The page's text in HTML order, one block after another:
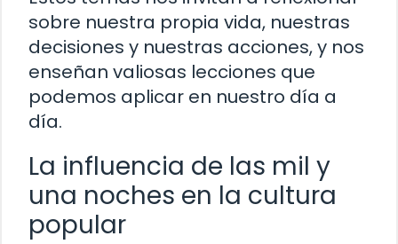
sobre nuestra propia vida, nuestras
decisiones y nuestras acciones, y nos
enseñan valiosas lecciones que
podemos aplicar en nuestro día a
día.
La influencia de las mil y
una noches en la cultura
popular